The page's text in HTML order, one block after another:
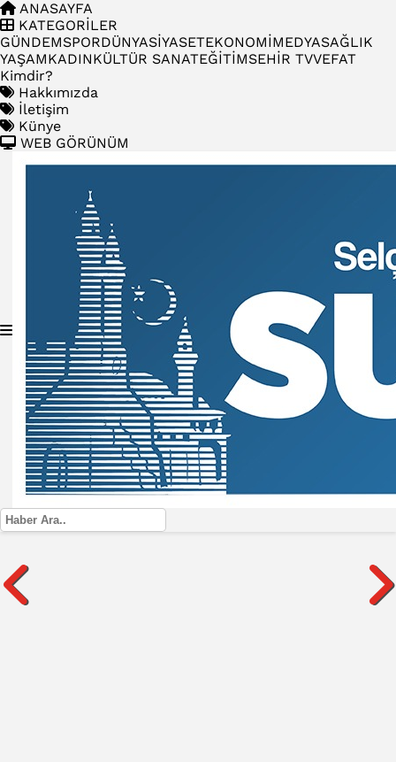
ANASAYFA
KATEGORİLER
GÜNDEMSPORDÜNYASİYASETEKONOMİMEDYASAĞLIK
YAŞAMKADINKÜLTÜR SANATEĞİTİMSEHİR TVVEFAT
Kimdir?
Hakkımızda
İletişim
Künye
WEB GÖRÜNÜM